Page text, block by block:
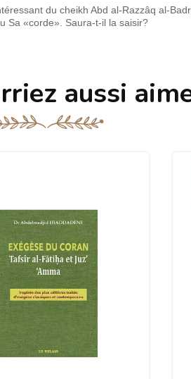
du cheikh Abd al-Razzâq al-
Sa «corde». Saura-t-il la saisir?
aussi